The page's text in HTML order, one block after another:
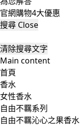
官網購物4大優惠
搜尋 Close
清除搜尋文字
Main content
首頁
香水
女性香水
自由不羈系列
自由不羈沁心之果香水